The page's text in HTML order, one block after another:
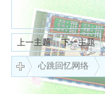
上一主题 下一主题
心跳回忆网络